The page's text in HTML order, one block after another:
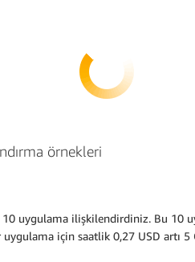
örnekleri
uygulama ilişkilendirdiniz. Bu 10
için saatlik 0,27 USD artı